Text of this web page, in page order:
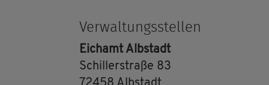
Ver­wal­tungs­stel­len
Eich­amt Alb­stadt
Schil­ler­stra­ße 83